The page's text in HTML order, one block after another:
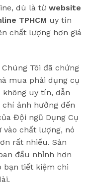
dù là từ website
TPHCM uy tín
chất lượng hơn giá
Tôi đã chứng
mua phải dụng cụ
uy tín, dẫn
ảnh hưởng đến
Đội ngũ Dụng Cụ
vào chất lượng, nó
rất nhiều. Sản
đầu nhỉnh hơn
bạn tiết kiệm chi